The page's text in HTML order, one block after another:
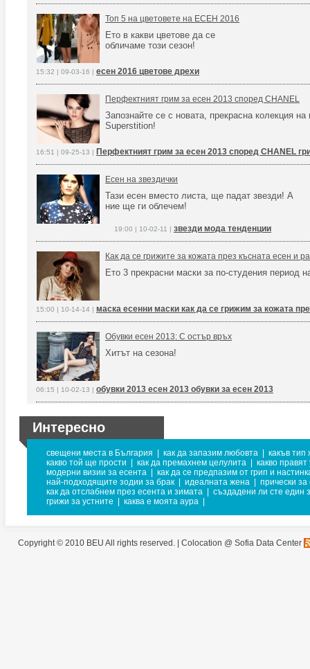
Топ 5 на цветовете на ЕСЕН 2016
Ето в какви цветове да се
обличаме този сезон!
15:32 | 09-03-16 | есен 2016 цветове дрехи
Перфектният грим за есен 2013 според CHANEL
Запознайте се с новата, прекрасна колекция на
Superstition!
16:51 | 09-25-13 | Перфектният грим за есен 2013 според CHANEL
Есен на звездички
Тази есен вместо листа, ще падат звезди! А
ние ще ги облечем!
19:00 | 10-02-11 | звезди мода тенденции
Как да се грижите за кожата през късната есен и
Ето 3 прекрасни маски за по-студения период
15:00 | 10-14-14 | маска есенни маски как да се грижим за кожата
Обувки есен 2013: С остър връх
Хитът на сезона!
06:15 | 10-02-13 | обувки 2013 есен 2013 обувки за есен 2013
Интересно
свещени места в България как да запазим любовта
какъв тип
какво той ще прости
как да премахнем целулита
какво
модерни визии за есента
как да се предпазим от грип и
най-подходящите зодии за брак
идеалната жена
прически за
как да отслабнем през есента и зимата
създадени ли сте един
грижи за устните
каква е моята аура
Copyright © 2010 BEU All rights reserved. | Colocation @ Sofia Data Center